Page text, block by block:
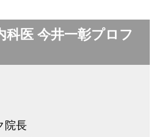
医 今井一彰プロフ
院長